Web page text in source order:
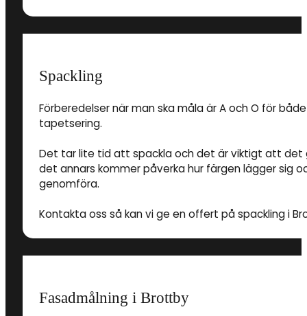
Spackling
Förberedelser när man ska måla är A och O för
tapetsering.
Det tar lite tid att spackla och det är viktigt att
det annars kommer påverka hur färgen lägger sig
genomföra.
Kontakta oss så kan vi ge en offert på spackling i
Fasadmålning i Brottby